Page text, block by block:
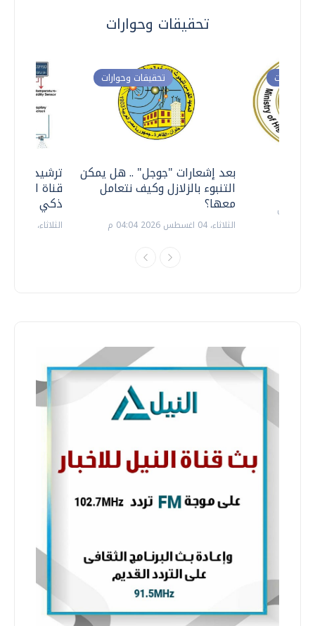
تحقيقات وحوارات
ترشيدا
قناة
ذكي
الثلاثاء، 14 يوليو 2026 06:11 م
تحقيقات وحوارات
بعد إشعارات "جوجل" .. هل يمكن
التنبوء بالزلازل وكيف نتعامل
معها؟
الثلاثاء، 04 اغسطس 2026 04:04 م
وحوارات